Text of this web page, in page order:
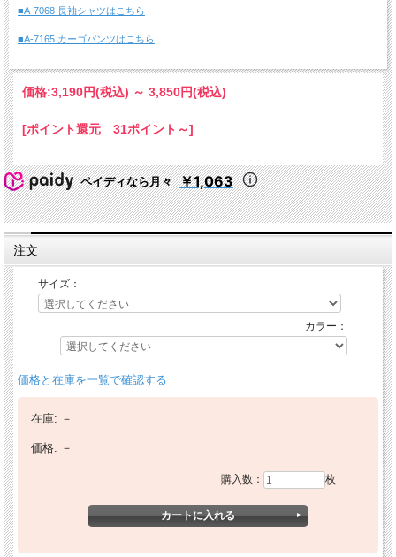
■A-7068 長袖シャツはこちら
■A-7165 カーゴパンツはこちら
価格:3,190円(税込) ～ 3,850円(税込)
[ポイント還元 31ポイント～]
ペイディなら月々 ￥1,063
注文
サイズ：
カラー：
価格と在庫を一覧で確認する
在庫: －
価格: －
購入数： 枚